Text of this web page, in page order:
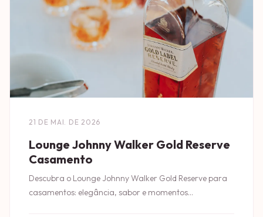
21 DE MAI. DE 2026
Lounge Johnny Walker Gold Reserve
Casamento
Descubra o Lounge Johnny Walker Gold Reserve para
casamentos: elegância, sabor e momentos